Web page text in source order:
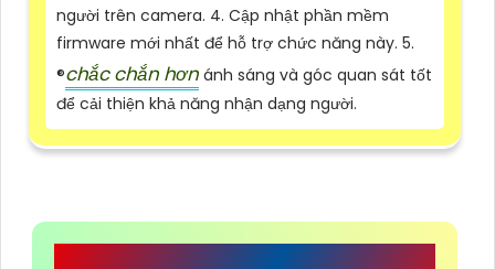
người trên camera. 4. Cập nhật phần mềm
firmware mới nhất để hỗ trợ chức năng này. 5.
®️chắc chắn hơn ánh sáng và góc quan sát tốt
để cải thiện khả năng nhận dạng người.